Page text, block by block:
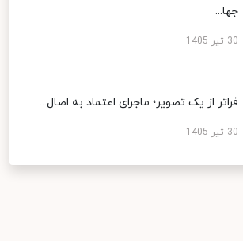
جها...
30 تیر 1405
فراتر از یک تصویر؛ ماجرای اعتماد به اصال...
30 تیر 1405